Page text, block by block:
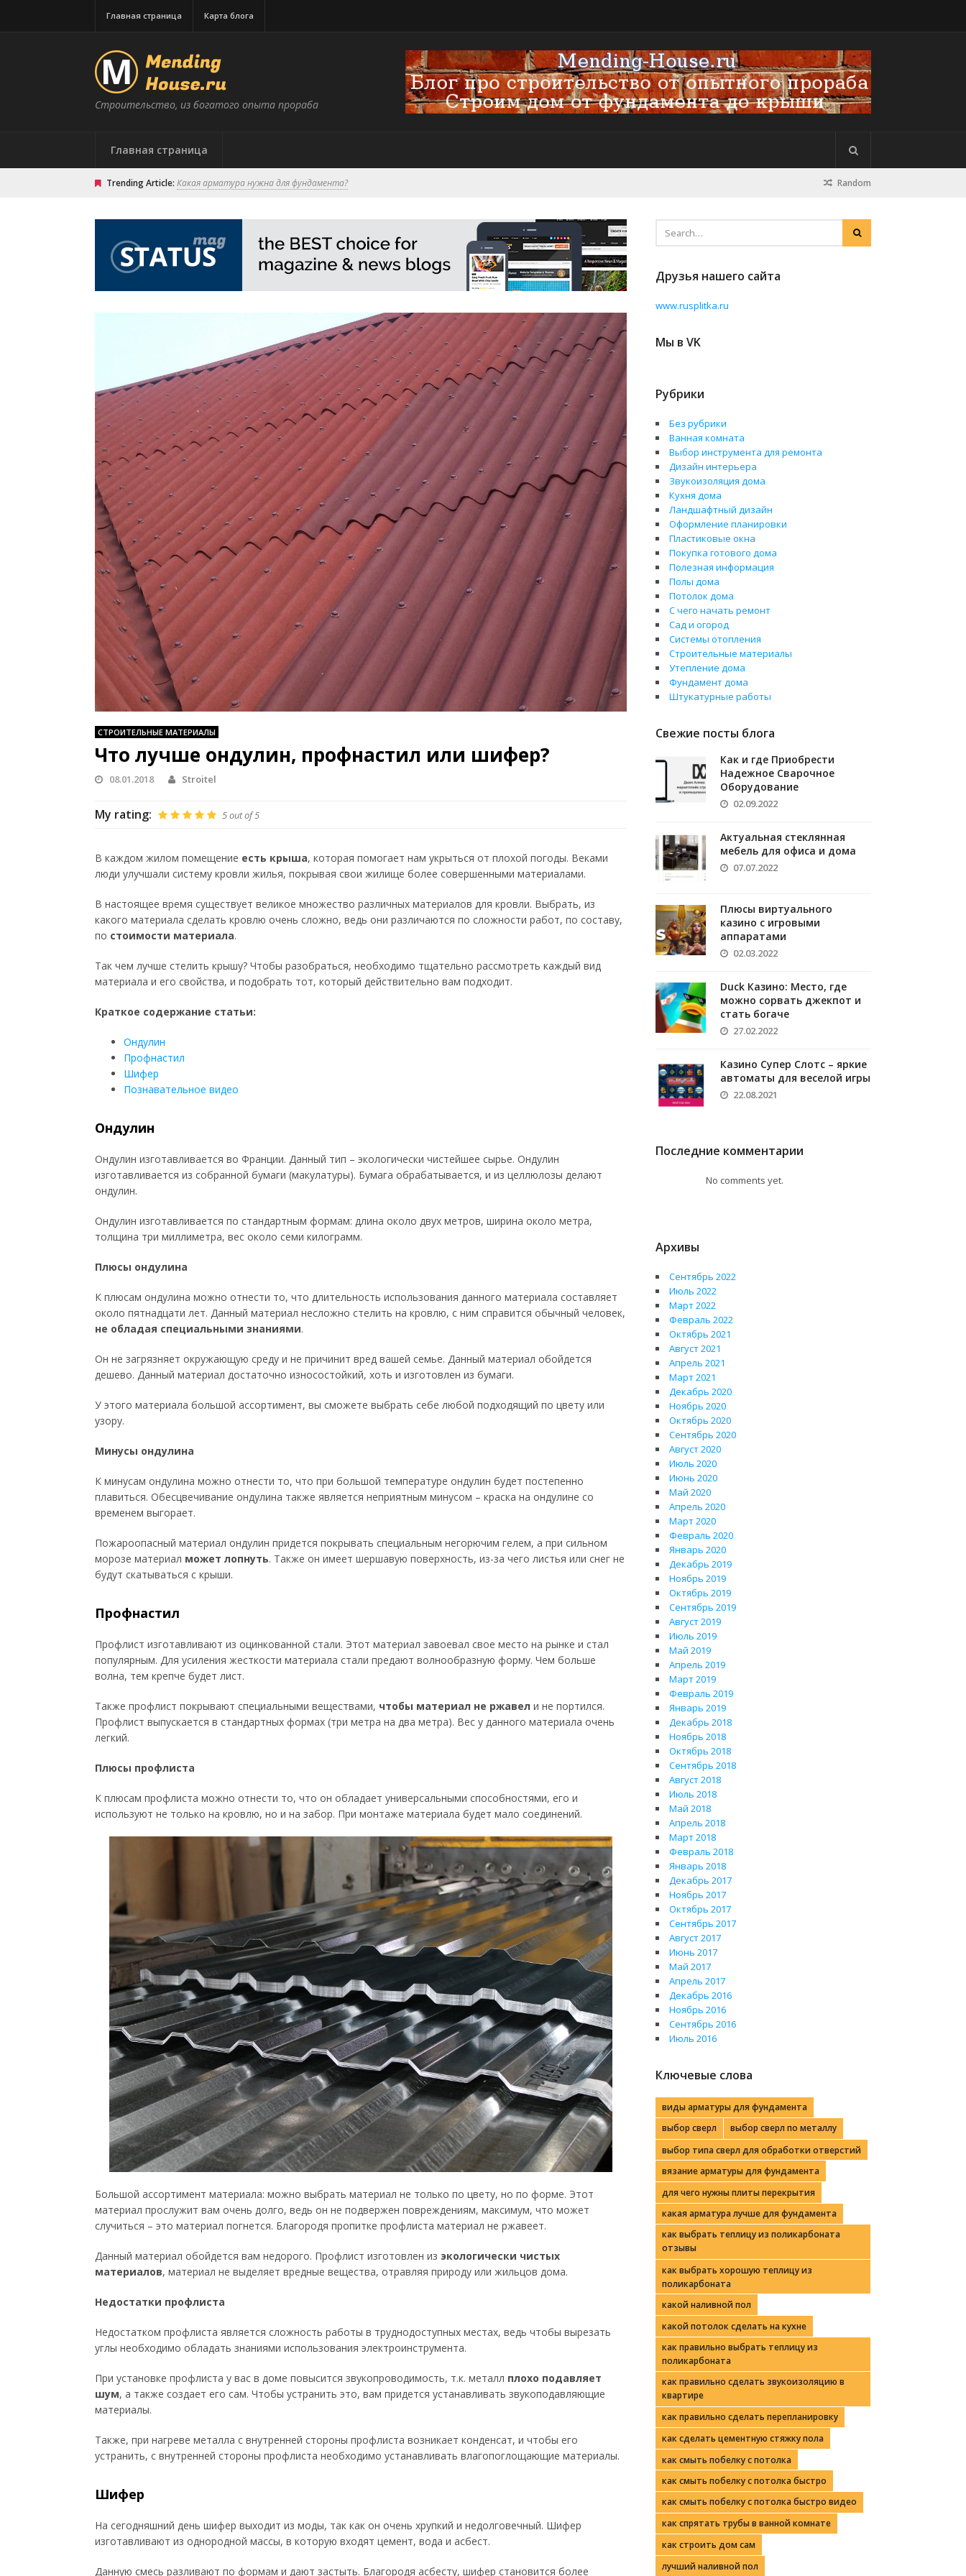
Главная страница Карта блога
Строительство, из богатого опыта прораба
Главная страница
Trending Article: Какая арматура нужна для фундамента? Random
СТРОИТЕЛЬНЫЕ МАТЕРИАЛЫ
Что лучше ондулин, профнастил или шифер?
08.01.2018 Stroitel
My rating: 5out of5
В каждом жилом помещение есть крыша, которая помогает нам укрыться от плохой погоды. Веками
люди улучшали систему кровли жилья, покрывая свои жилище более совершенными материалами.
В настоящее время существует великое множество различных материалов для кровли. Выбрать, из
какого материала сделать кровлю очень сложно, ведь они различаются по сложности работ, по составу,
по стоимости материала.
Так чем лучше стелить крышу? Чтобы разобраться, необходимо тщательно рассмотреть каждый вид
материала и его свойства, и подобрать тот, который действительно вам подходит.
Краткое содержание статьи:
Ондулин
Профнастил
Шифер
Познавательное видео
Ондулин
Ондулин изготавливается во Франции. Данный тип – экологически чистейшее сырье. Ондулин
изготавливается из собранной бумаги (макулатуры). Бумага обрабатывается, и из целлюлозы делают
ондулин.
Ондулин изготавливается по стандартным формам: длина около двух метров, ширина около метра,
толщина три миллиметра, вес около семи килограмм.
Плюсы ондулина
К плюсам ондулина можно отнести то, что длительность использования данного материала составляет
около пятнадцати лет. Данный материал несложно стелить на кровлю, с ним справится обычный человек,
не обладая специальными знаниями.
Он не загрязняет окружающую среду и не причинит вред вашей семье. Данный материал обойдется
дешево. Данный материал достаточно износостойкий, хоть и изготовлен из бумаги.
У этого материала большой ассортимент, вы сможете выбрать себе любой подходящий по цвету или
узору.
Минусы ондулина
К минусам ондулина можно отнести то, что при большой температуре ондулин будет постепенно
плавиться. Обесцвечивание ондулина также является неприятным минусом – краска на ондулине со
временем выгорает.
Пожароопасный материал ондулин придется покрывать специальным негорючим гелем, а при сильном
морозе материал может лопнуть. Также он имеет шершавую поверхность, из-за чего листья или снег не
будут скатываться с крыши.
Профнастил
Профлист изготавливают из оцинкованной стали. Этот материал завоевал свое место на рынке и стал
популярным. Для усиления жесткости материала стали предают волнообразную форму. Чем больше
волна, тем крепче будет лист.
Также профлист покрывают специальными веществами, чтобы материал не ржавел и не портился.
Профлист выпускается в стандартных формах (три метра на два метра). Вес у данного материала очень
легкий.
Плюсы профлиста
К плюсам профлиста можно отнести то, что он обладает универсальными способностями, его и
используют не только на кровлю, но и на забор. При монтаже материала будет мало соединений.
Большой ассортимент материала: можно выбрать материал не только по цвету, но по форме. Этот
материал прослужит вам очень долго, ведь он не подвержен повреждениям, максимум, что может
случиться – это материал погнется. Благородя пропитке профлиста материал не ржавеет.
Данный материал обойдется вам недорого. Профлист изготовлен из экологически чистых
материалов, материал не выделяет вредные вещества, отравляя природу или жильцов дома.
Недостатки профлиста
Недостатком профлиста является сложность работы в труднодоступных местах, ведь чтобы вырезать
углы необходимо обладать знаниями использования электроинструмента.
При установке профлиста у вас в доме повысится звукопроводимость, т.к. металл плохо подавляет
шум, а также создает его сам. Чтобы устранить это, вам придется устанавливать звукоподавляющие
материалы.
Также, при нагреве металла с внутренней стороны профлиста возникает конденсат, и чтобы его
устранить, с внутренней стороны профлиста необходимо устанавливать влагопоглощающие материалы.
Шифер
На сегодняшний день шифер выходит из моды, так как он очень хрупкий и недолговечный. Шифер
изготавливают из однородной массы, в которую входят цемент, вода и асбест.
Данную смесь разливают по формам и дают застыть. Благородя асбесту, шифер становится более
Друзья нашего сайта
www.rusplitka.ru
Мы в VK
Рубрики
Без рубрики
Ванная комната
Выбор инструмента для ремонта
Дизайн интерьера
Звукоизоляция дома
Кухня дома
Ландшафтный дизайн
Оформление планировки
Пластиковые окна
Покупка готового дома
Полезная информация
Полы дома
Потолок дома
С чего начать ремонт
Сад и огород
Системы отопления
Строительные материалы
Утепление дома
Фундамент дома
Штукатурные работы
Свежие посты блога
Как и где Приобрести
Надежное Сварочное
Оборудование
02.09.2022
Актуальная стеклянная
мебель для офиса и дома
07.07.2022
Плюсы виртуального
казино с игровыми
аппаратами
02.03.2022
Duck Казино: Место, где
можно сорвать джекпот и
стать богаче
27.02.2022
Казино Супер Слотс – яркие
автоматы для веселой игры
22.08.2021
Последние комментарии
No comments yet.
Архивы
Сентябрь 2022
Июль 2022
Март 2022
Февраль 2022
Октябрь 2021
Август 2021
Апрель 2021
Март 2021
Декабрь 2020
Ноябрь 2020
Октябрь 2020
Сентябрь 2020
Август 2020
Июль 2020
Июнь 2020
Май 2020
Апрель 2020
Март 2020
Февраль 2020
Январь 2020
Декабрь 2019
Ноябрь 2019
Октябрь 2019
Сентябрь 2019
Август 2019
Июль 2019
Май 2019
Апрель 2019
Март 2019
Февраль 2019
Январь 2019
Декабрь 2018
Ноябрь 2018
Октябрь 2018
Сентябрь 2018
Август 2018
Июль 2018
Май 2018
Апрель 2018
Март 2018
Февраль 2018
Январь 2018
Декабрь 2017
Ноябрь 2017
Октябрь 2017
Сентябрь 2017
Август 2017
Июнь 2017
Май 2017
Апрель 2017
Декабрь 2016
Ноябрь 2016
Сентябрь 2016
Июль 2016
Ключевые слова
виды арматуры для фундамента
выбор сверл
выбор сверл по металлу
выбор типа сверл для обработки отверстий
вязание арматуры для фундамента
для чего нужны плиты перекрытия
какая арматура лучше для фундамента
как выбрать теплицу из поликарбоната
отзывы
как выбрать хорошую теплицу из
поликарбоната
какой наливной пол
какой потолок сделать на кухне
как правильно выбрать теплицу из
поликарбоната
как правильно сделать звукоизоляцию в
квартире
как правильно сделать перепланировку
как сделать цементную стяжку пола
как смыть побелку с потолка
как смыть побелку с потолка быстро
как смыть побелку с потолка быстро видео
как спрятать трубы в ванной комнате
как строить дом сам
лучший наливной пол